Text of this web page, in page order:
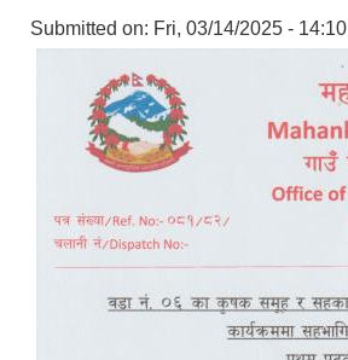
Submitted on: Fri, 03/14/2025 - 14:10